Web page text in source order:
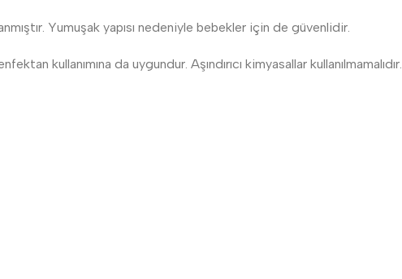
Yumuşak yapısı nedeniyle bebekler için de güvenlidir.
kullanımına da uygundur. Aşındırıcı kimyasallar kullanılmamalıdır.